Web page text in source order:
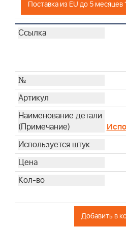
Поставка из EU до 5 месяцев
Добавить в